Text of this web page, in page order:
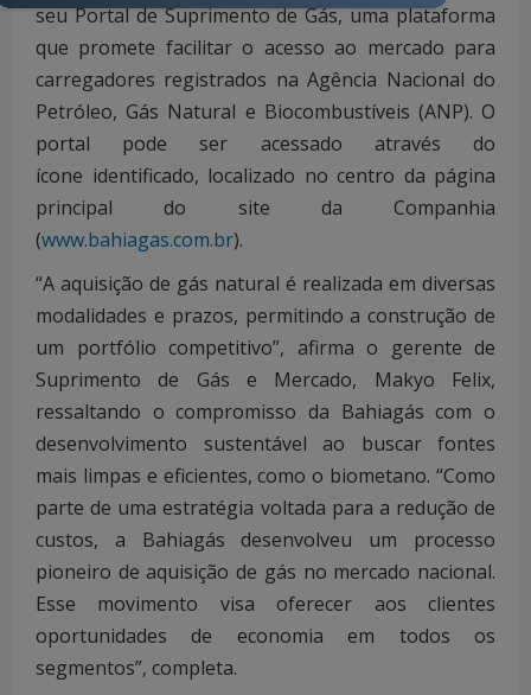
seu Portal de Suprimento de Gás, uma plataforma
que promete facilitar o acesso ao mercado para
carregadores registrados na Agência Nacional do
Petróleo, Gás Natural e Biocombustíveis (ANP). O
portal pode ser acessado através do
ícone identificado, localizado no centro da página
principal do site da Companhia
(www.bahiagas.com.br).
“A aquisição de gás natural é realizada em diversas
modalidades e prazos, permitindo a construção de
um portfólio competitivo”, afirma o gerente de
Suprimento de Gás e Mercado, Makyo Felix,
ressaltando o compromisso da Bahiagás com o
desenvolvimento sustentável ao buscar fontes
mais limpas e eficientes, como o biometano. “Como
parte de uma estratégia voltada para a redução de
custos, a Bahiagás desenvolveu um processo
pioneiro de aquisição de gás no mercado nacional.
Esse movimento visa oferecer aos clientes
oportunidades de economia em todos os
segmentos”, completa.